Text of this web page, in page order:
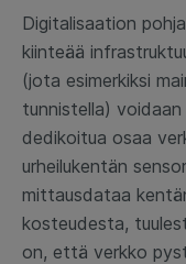
Digitalisaation
kiinteää
(jota esimerkiksi
tunnistella)
dedikoitua osaa
urheilukentän
mittausdataa
kosteudesta,
on, että verkko